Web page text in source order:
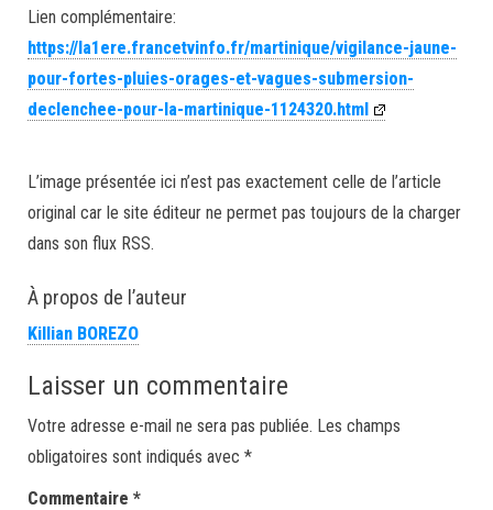
Lien complémentaire:
https://la1ere.francetvinfo.fr/martinique/vigilance-jaune-
pour-fortes-pluies-orages-et-vagues-submersion-
declenchee-pour-la-martinique-1124320.html
L’image présentée ici n’est pas exactement celle de l’article
original car le site éditeur ne permet pas toujours de la charger
dans son flux RSS.
À propos de l’auteur
Killian BOREZO
Laisser un commentaire
Votre adresse e-mail ne sera pas publiée. Les champs
obligatoires sont indiqués avec *
Commentaire *